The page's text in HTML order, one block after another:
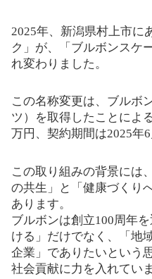
2025年、新潟県村上市に
ク」が、「ブルボンスケ
れ変わりました。
この名称変更は、ブルボ
ツ）を取得したことによ
万円、契約期間は2025年
この取り組みの背景には
の共生」と「健康づくり
あります。
ブルボンは創立100周年
ける」だけでなく、「地
企業」でありたいという
社会貢献に力を入れていま